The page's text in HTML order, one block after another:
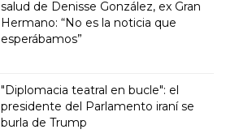
salud de Denisse González, ex Gran
Hermano: “No es la noticia que
esperábamos”
"Diplomacia teatral en bucle": el
presidente del Parlamento iraní se
burla de Trump